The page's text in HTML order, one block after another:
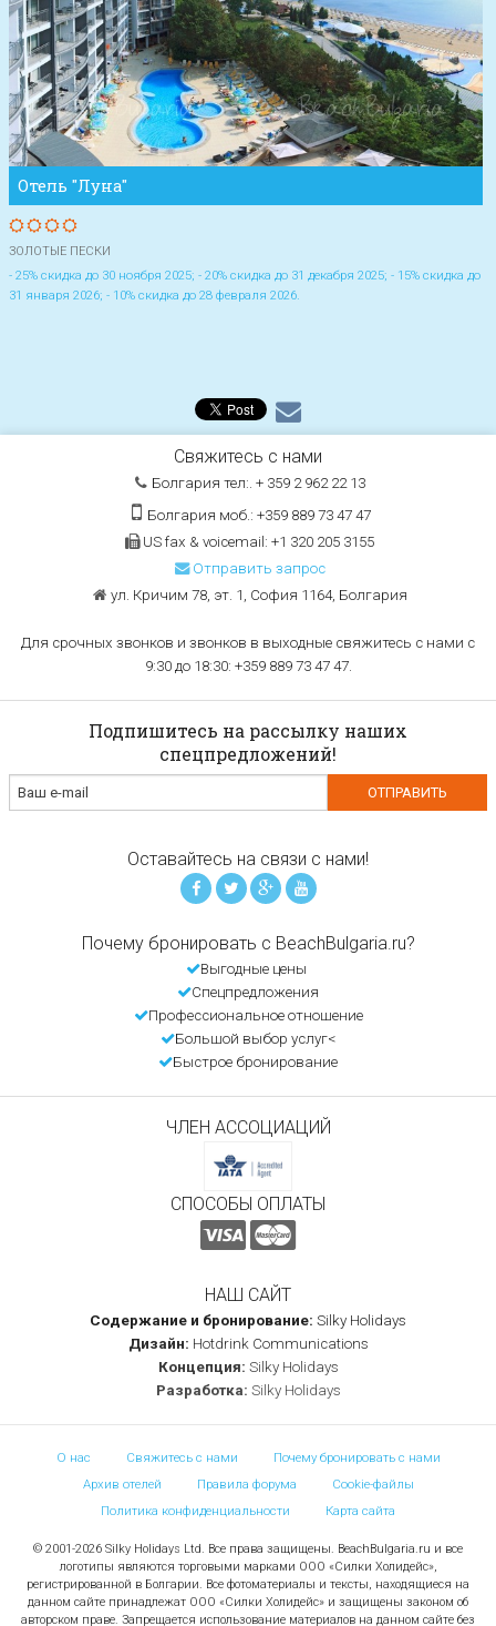
Отель "Луна"
ЗОЛОТЫЕ ПЕСКИ
- 25% скидка до 30 ноября 2025; - 20% скидка до 31 декабря 2025; - 15% скидка до
31 января 2026; - 10% скидка до 28 февраля 2026.
Свяжитесь с нами
Болгария тел:. + 359 2 962 22 13
Болгария моб.: +359 889 73 47 47
US fax & voicemail: +1 320 205 3155
Отправить запрос
ул. Кричим 78, эт. 1, София 1164, Болгария
Для срочных звонков и звонков в выходные свяжитесь с нами с
9:30 до 18:30: +359 889 73 47 47.
Подпишитесь на рассылку наших
спецпредложений!
Оставайтесь на связи с нами!
Почему бронировать с BeachBulgaria.ru?
Выгодные цены
Спецпредложения
Профессиональное отношение
Большой выбор услуг<
Быстрое бронирование
ЧЛЕН АССОЦИАЦИЙ
СПОСОБЫ ОПЛАТЫ
НАШ САЙТ
Содержание и бронирование: Silky Holidays
Дизайн: Hotdrink Communications
Концепция: Silky Holidays
Разработка: Silky Holidays
О нас Свяжитесь с нами
Почему бронировать с нами
Архив отелей
Правила форума
Cookie-файлы
Политика конфиденциальности
Карта сайта
© 2001-2026 Silky Holidays Ltd. Все права защищены. BeachBulgaria.ru и все
логотипы являются торговыми марками ООО «Силки Холидейс»,
регистрированной в Болгарии. Все фотоматериалы и тексты, находящиеся на
данном сайте принадлежат ООО «Силки Холидейс» и защищены законом об
авторском праве. Запрещается использование материалов на данном сайте без